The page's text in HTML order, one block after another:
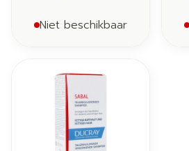
Niet beschikbaar